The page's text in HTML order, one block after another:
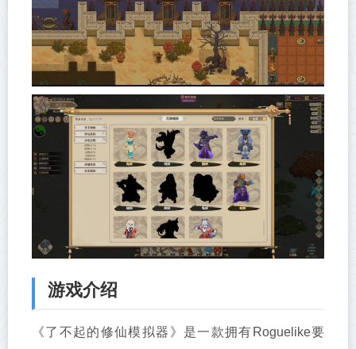
游戏介绍
《了不起的修仙模拟器》是一款拥有Roguelike要